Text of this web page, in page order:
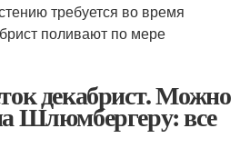
требуется во время
поливают по мере
декабрист. Можно
Шлюмбергеру: все